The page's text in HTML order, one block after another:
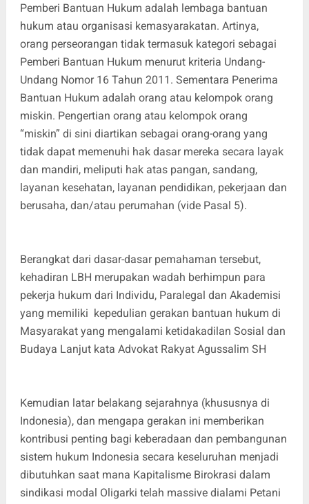
Pemberi Bantuan Hukum adalah lembaga bantuan
hukum atau organisasi kemasyarakatan. Artinya,
orang perseorangan tidak termasuk kategori sebagai
Pemberi Bantuan Hukum menurut kriteria Undang-
Undang Nomor 16 Tahun 2011. Sementara Penerima
Bantuan Hukum adalah orang atau kelompok orang
miskin. Pengertian orang atau kelompok orang
“miskin” di sini diartikan sebagai orang-orang yang
tidak dapat memenuhi hak dasar mereka secara layak
dan mandiri, meliputi hak atas pangan, sandang,
layanan kesehatan, layanan pendidikan, pekerjaan dan
berusaha, dan/atau perumahan (vide Pasal 5).
Berangkat dari dasar-dasar pemahaman tersebut,
kehadiran LBH merupakan wadah berhimpun para
pekerja hukum dari Individu, Paralegal dan Akademisi
yang memiliki kepedulian gerakan bantuan hukum di
Masyarakat yang mengalami ketidakadilan Sosial dan
Budaya Lanjut kata Advokat Rakyat Agussalim SH
Kemudian latar belakang sejarahnya (khususnya di
Indonesia), dan mengapa gerakan ini memberikan
kontribusi penting bagi keberadaan dan pembangunan
sistem hukum Indonesia secara keseluruhan menjadi
dibutuhkan saat mana Kapitalisme Birokrasi dalam
sindikasi modal Oligarki telah massive dialami Petani